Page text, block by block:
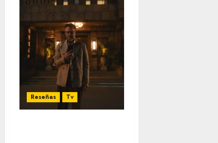
Reseñas Tv